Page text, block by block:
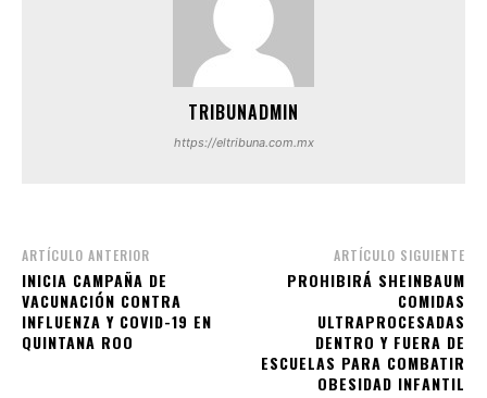
TRIBUNADMIN
https://eltribuna.com.mx
ARTÍCULO ANTERIOR
INICIA CAMPAÑA DE
VACUNACIÓN CONTRA
INFLUENZA Y COVID-19 EN
QUINTANA ROO
ARTÍCULO SIGUIENTE
PROHIBIRÁ SHEINBAUM
COMIDAS
ULTRAPROCESADAS
DENTRO Y FUERA DE
ESCUELAS PARA COMBATIR
OBESIDAD INFANTIL